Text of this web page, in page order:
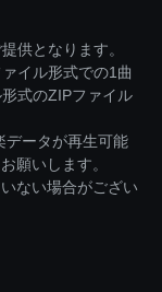
供となります。
イル形式での1曲
式のZIPファイル
ータが再生可能
願いします。
ない場合がござい